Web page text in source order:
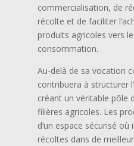
commercialisation, de
récolte et de faciliter
produits agricoles vers
consommation.
Au-delà de sa vocation
contribuera à structurer
créant un véritable pôle
filières agricoles. Les
d’un espace sécurisé
récoltes dans de